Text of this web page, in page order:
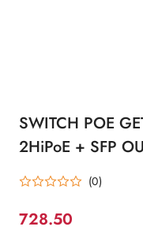
SWITCH POE
2HiPoE + SFP
(0)
Cena:
728.50